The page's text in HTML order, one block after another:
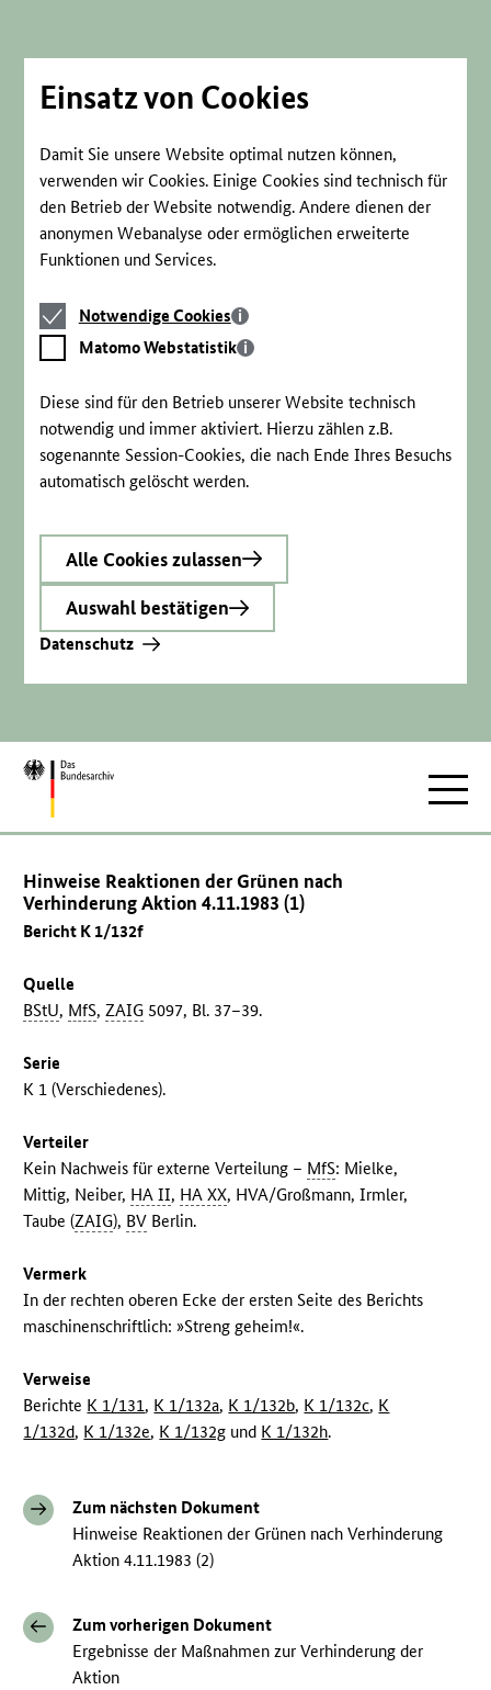
Einsatz von Cookies
Damit Sie unsere Website optimal nutzen können,
verwenden wir Cookies. Einige Cookies sind technisch für
den Betrieb der Website notwendig. Andere dienen der
anonymen Webanalyse oder ermöglichen erweiterte
Funktionen und Services.
Notwendige
Cookies
Notwendige Cookies
Matomo
Webstatistik
Matomo Webstatistik
Diese sind für den Betrieb unserer Website technisch
notwendig und immer aktiviert. Hierzu zählen z.B.
sogenannte Session-Cookies, die nach Ende Ihres Besuchs
automatisch gelöscht werden.
Alle Cookies zulassen
Auswahl bestätigen
Datenschutz
Zur
Hinweise Reaktionen der Grünen nach
Verhinderung Aktion 4.11.1983 (1)
Bericht K 1/132f
Quelle
BStU, MfS,ZAIG 5097, Bl. 37–39.
Serie
K 1 (Verschiedenes).
Verteiler
Kein Nachweis für externe Verteilung – MfS: Mielke,
Mittig, Neiber, HA II, HA XX, HVA/Großmann, Irmler,
Taube (ZAIG), BV Berlin.
Vermerk
In der rechten oberen Ecke der ersten Seite des Berichts
maschinenschriftlich: »Streng geheim!«.
Verweise
Berichte K 1/131, K 1/132a, K 1/132b, K 1/132c, K
1/132d, K 1/132e, K 1/132g und K 1/132h.
Zum nächsten Dokument
Hinweise Reaktionen der Grünen nach Verhinderung
Aktion 4.11.1983 (2)
Zum vorherigen Dokument
Ergebnisse der Maßnahmen zur Verhinderung der
Aktion